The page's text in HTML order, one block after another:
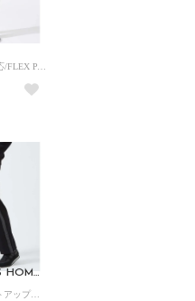
5351 POUR LES HOMMES